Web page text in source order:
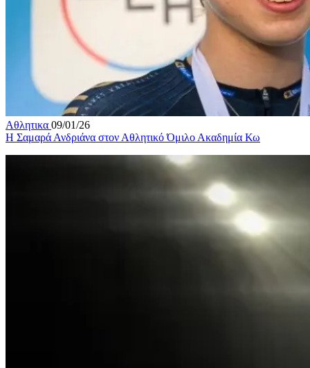
Αθλητικα 09/01/26
Η Σαμαρά Ανδριάνα στον Αθλητικό Όμιλο Ακαδημία Κω